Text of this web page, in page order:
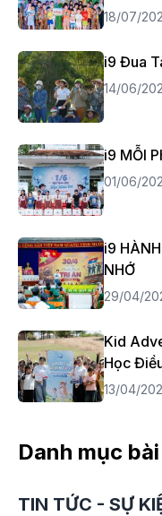
18/07/
i9 Đua
14/06/
i9 MỖI
01/06/
i9
NHỚ
29/04/
Kid
Học
13/04/
Danh mục
TIN TỨC - SỰ